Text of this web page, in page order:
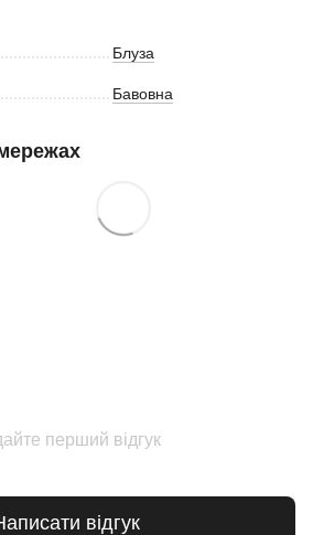
Блуза
Бавовна
перший відгук
відгук